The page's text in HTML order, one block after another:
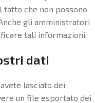
fatto che non possono
gli amministratori
tali informazioni.
dati
lasciato dei
un file esportato dei